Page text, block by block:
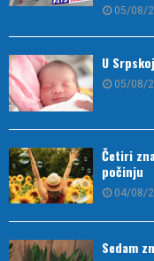
05/08/
U
05/08/
Četiri
počinju
04/08/
Sedam